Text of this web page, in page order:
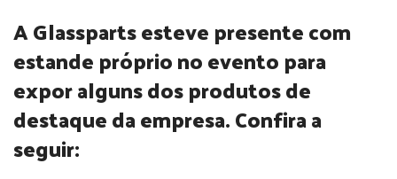
A Glassparts esteve presente com
estande próprio no evento para
expor alguns dos produtos de
destaque da empresa. Confira a
seguir: